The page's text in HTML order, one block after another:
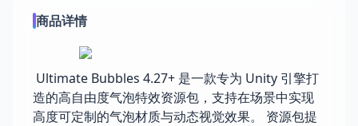
商品详情
Ultimate Bubbles 4.27+ 是一款专为 Unity 引擎打
造的高自由度气泡特效资源包，支持在场景中实现
高度可定制的气泡材质与动态视觉效果。 资源包提